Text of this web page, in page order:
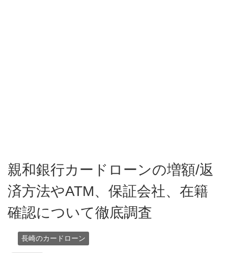
親和銀行カードローンの増額/返
済方法やATM、保証会社、在籍
確認について徹底調査
長崎のカードローン